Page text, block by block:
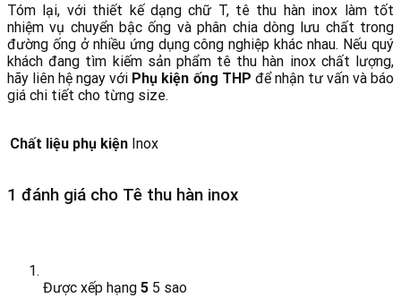
Tóm lại, với thiết kế dạng chữ T, tê thu hàn inox làm tốt
nhiệm vụ chuyển bậc ống và phân chia dòng lưu chất trong
đường ống ở nhiều ứng dụng công nghiệp khác nhau. Nếu quý
khách đang tìm kiếm sản phẩm tê thu hàn inox chất lượng,
hãy liên hệ ngay với Phụ kiện ống THP để nhận tư vấn và báo
giá chi tiết cho từng size.
Chất liệu phụ kiện Inox
1 đánh giá cho Tê thu hàn inox
Được xếp hạng 5 5 sao